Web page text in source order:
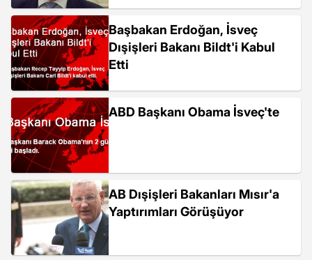
Başbakan Erdoğan, İsveç
Dışişleri Bakanı Bildt'i Kabul
Etti
ABD Başkanı Obama İsveç'te
AB Dışişleri Bakanları Mısır'a
Yaptırımları Görüşüyor